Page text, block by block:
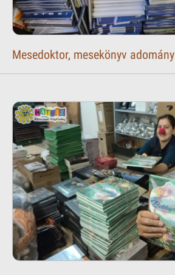
Mesedoktor, mesekönyv adomány